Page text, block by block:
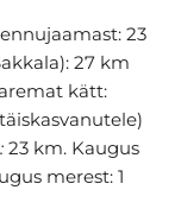
23
27 km
kätt:
: 23 km. Kaugus
merest: 1